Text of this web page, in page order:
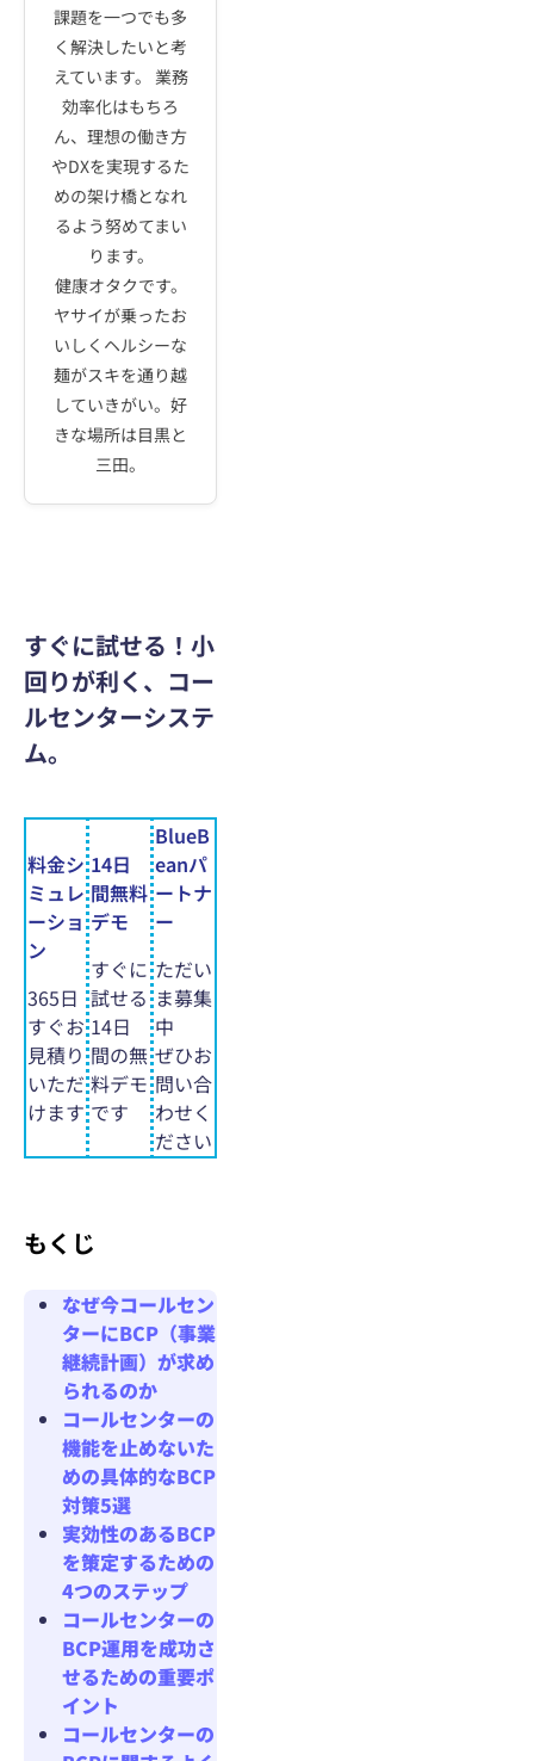
課題を一つでも多
く解決したいと考
えています。 業務
効率化はもちろ
ん、理想の働き方
やDXを実現するた
めの架け橋となれ
るよう努めてまい
ります。
健康オタクです。
ヤサイが乗ったお
いしくヘルシーな
麺がスキを通り越
していきがい。好
きな場所は目黒と
三田。
すぐに試せる！小
回りが利く、コー
ルセンターシステ
ム。
料金シ
ミュレ
ーショ
ン
365日
すぐお
見積り
いただ
けます
14日
間無料
デモ
すぐに
試せる
14日
間の無
料デモ
です
BlueB
eanパ
ートナ
ー
ただい
ま募集
中
ぜひお
問い合
わせく
ださい
もくじ
なぜ今コールセン
ターにBCP（事業
継続計画）が求め
られるのか
コールセンターの
機能を止めないた
めの具体的なBCP
対策5選
実効性のあるBCP
を策定するための
4つのステップ
コールセンターの
BCP運用を成功さ
せるための重要ポ
イント
コールセンターの